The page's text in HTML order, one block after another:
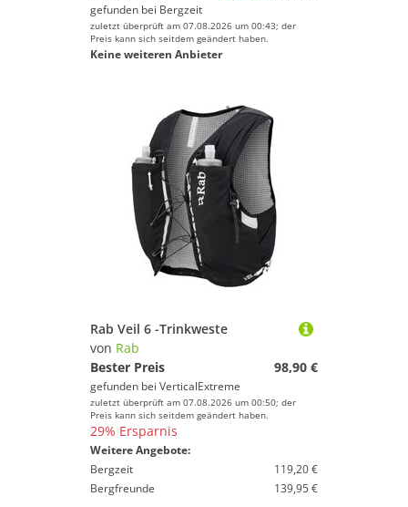
gefunden bei Bergzeit
zuletzt überprüft am 07.08.2026 um 00:43; der
Preis kann sich seitdem geändert haben.
Keine weiteren Anbieter
Rab Veil 6 -Trinkweste
von Rab
Bester Preis
98,90 €
gefunden bei VerticalExtreme
zuletzt überprüft am 07.08.2026 um 00:50; der
Preis kann sich seitdem geändert haben.
29% Ersparnis
Weitere Angebote:
Bergzeit
119,20 €
Bergfreunde
139,95 €